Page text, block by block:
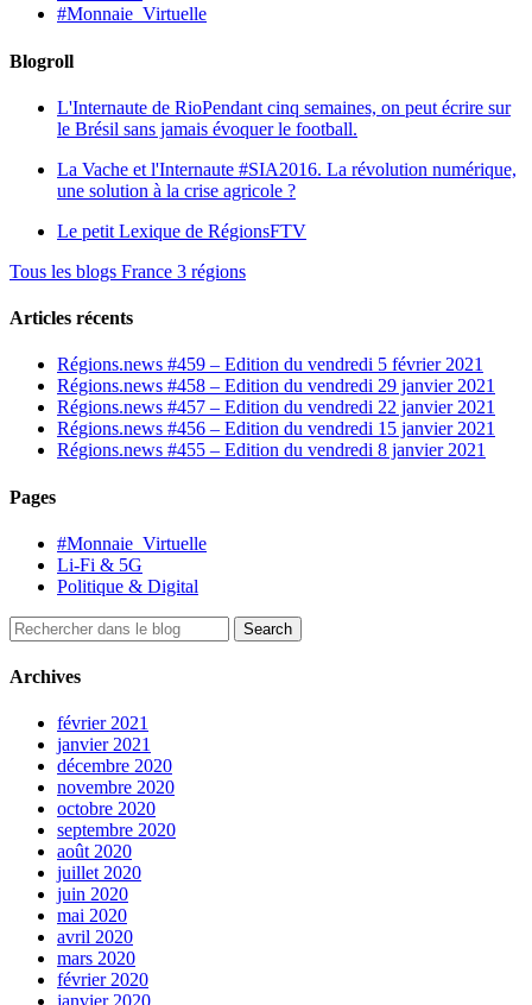
#Monnaie_Virtuelle
Blogroll
L'Internaute de RioPendant cinq semaines, on peut écrire sur
le Brésil sans jamais évoquer le football.
La Vache et l'Internaute #SIA2016. La révolution numérique,
une solution à la crise agricole ?
Le petit Lexique de RégionsFTV
Tous les blogs France 3 régions
Articles récents
Régions.news #459 – Edition du vendredi 5 février 2021
Régions.news #458 – Edition du vendredi 29 janvier 2021
Régions.news #457 – Edition du vendredi 22 janvier 2021
Régions.news #456 – Edition du vendredi 15 janvier 2021
Régions.news #455 – Edition du vendredi 8 janvier 2021
Pages
#Monnaie_Virtuelle
Li-Fi & 5G
Politique & Digital
Archives
février 2021
janvier 2021
décembre 2020
novembre 2020
octobre 2020
septembre 2020
août 2020
juillet 2020
juin 2020
mai 2020
avril 2020
mars 2020
février 2020